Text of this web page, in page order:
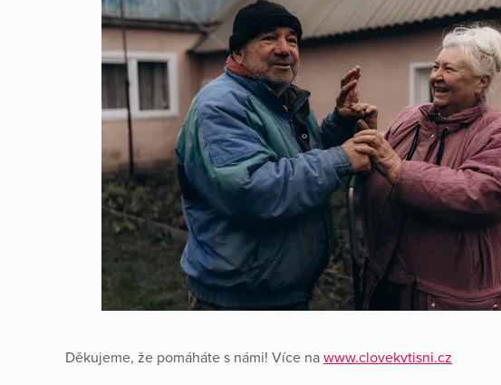
Děkujeme, že pomáháte s námi! Více na www.clovekvtisni.cz